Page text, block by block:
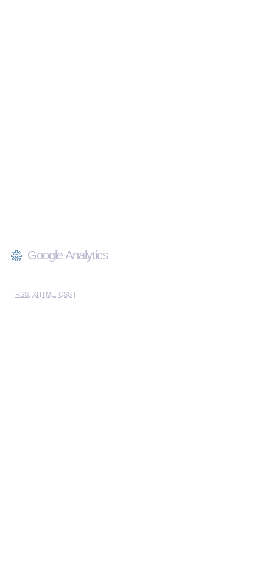
Google Analytics
RSS XHTML CSS |